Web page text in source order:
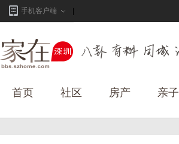
手机客户端
首页 社区 房产 亲子